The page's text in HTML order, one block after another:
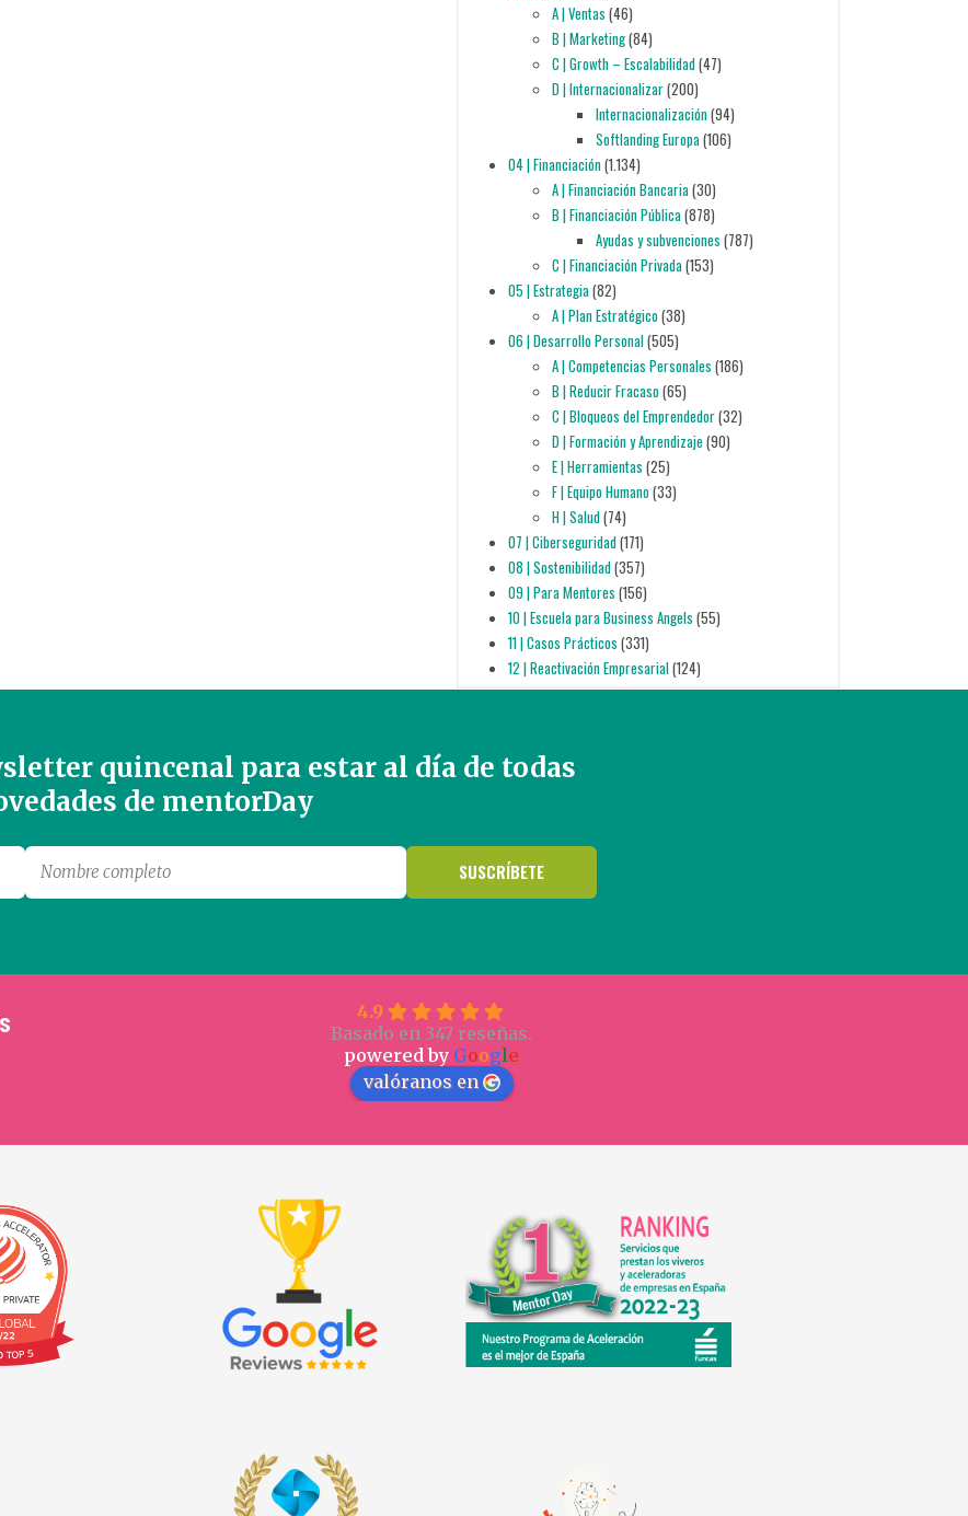
A | Ventas (46)
B | Marketing(84)
C | Growth – Escalabilidad(47)
D | Internacionalizar(200)
Internacionalización(94)
Softlanding Europa(106)
04 | Financiación(1.134)
A | Financiación Bancaria(30)
B | Financiación Pública(878)
Ayudas y subvenciones (787)
C | Financiación Privada(153)
05 | Estrategia(82)
A | Plan Estratégico(38)
06 | Desarrollo Personal(505)
A | Competencias Personales (186)
B | Reducir Fracaso(65)
C | Bloqueos del Emprendedor(32)
D | Formación y Aprendizaje (90)
E | Herramientas (25)
F | Equipo Humano(33)
H | Salud(74)
07 | Ciberseguridad(171)
08 | Sostenibilidad(357)
09 | Para Mentores (156)
10 | Escuela para Business Angels (55)
11 | Casos Prácticos (331)
12 | Reactivación Empresarial(124)
quincenal para estar al día de todas
de mentorDay
4.9
Basado en 347 reseñas.
powered by Google
valóranos en